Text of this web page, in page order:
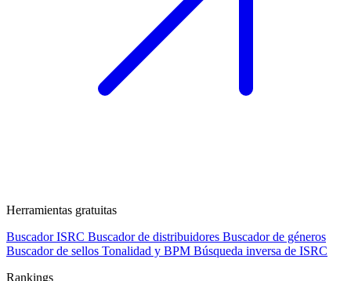
Herramientas gratuitas
Buscador ISRC Buscador de distribuidores Buscador de géneros
Buscador de sellos Tonalidad y BPM Búsqueda inversa de ISRC
Rankings